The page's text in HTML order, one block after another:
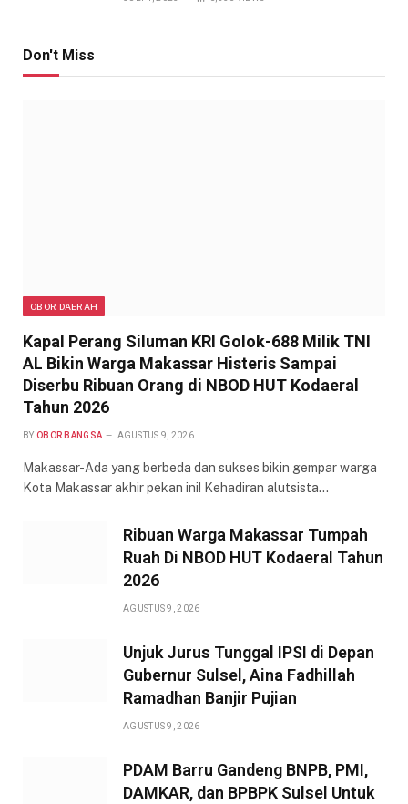
Don't Miss
OBOR DAERAH
Kapal Perang Siluman KRI Golok-688 Milik TNI
AL Bikin Warga Makassar Histeris Sampai
Diserbu Ribuan Orang di NBOD HUT Kodaeral
Tahun 2026
BY OBOR BANGSA AGUSTUS 9, 2026
Makassar-Ada yang berbeda dan sukses bikin gempar warga
Kota Makassar akhir pekan ini! Kehadiran alutsista…
Ribuan Warga Makassar Tumpah
Ruah Di NBOD HUT Kodaeral Tahun
2026
AGUSTUS 9, 2026
Unjuk Jurus Tunggal IPSI di Depan
Gubernur Sulsel, Aina Fadhillah
Ramadhan Banjir Pujian
AGUSTUS 9, 2026
PDAM Barru Gandeng BNPB, PMI,
DAMKAR, dan BPBPK Sulsel Untuk